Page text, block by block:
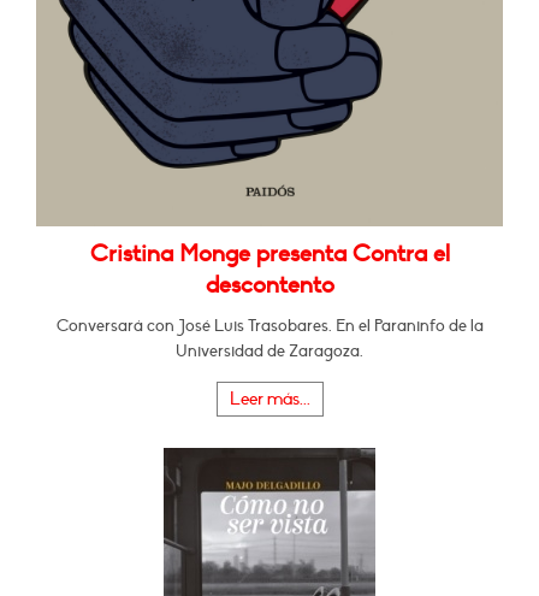
Cristina Monge presenta Contra el
descontento
Conversará con José Luis Trasobares. En el Paraninfo de la
Universidad de Zaragoza.
Leer más...